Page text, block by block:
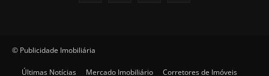
© Publicidade Imobiliária
Últimas Notícias Mercado Imobiliário Corretores de Imóveis